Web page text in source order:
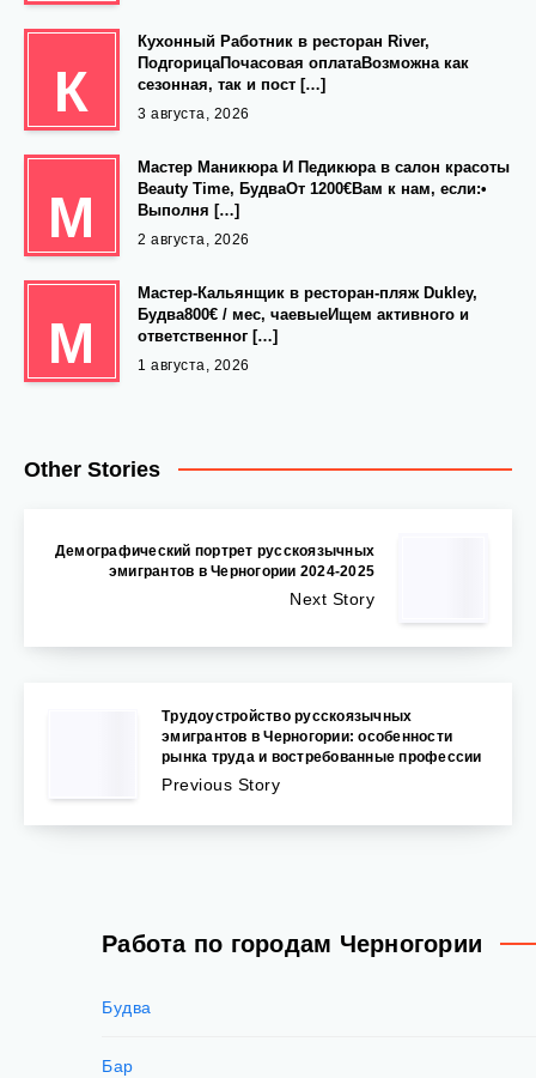
К
Кухонный Работник в ресторан River,
ПодгорицаПочасовая оплатаВозможна как
сезонная, так и пост […]
3 августа, 2026
М
Мастер Маникюра И Педикюра в салон красоты
Beauty Time, БудваОт 1200€Вам к нам, если:•
Выполня […]
2 августа, 2026
М
Мастер-Кальянщик в ресторан-пляж Dukley,
Будва800€ / мес, чаевыеИщем активного и
ответственног […]
1 августа, 2026
Other Stories
Демографический портрет русскоязычных
эмигрантов в Черногории 2024-2025
Next Story
Трудоустройство русскоязычных
эмигрантов в Черногории: особенности
рынка труда и востребованные профессии
Previous Story
Работа по городам Черногории
Будва
Бар